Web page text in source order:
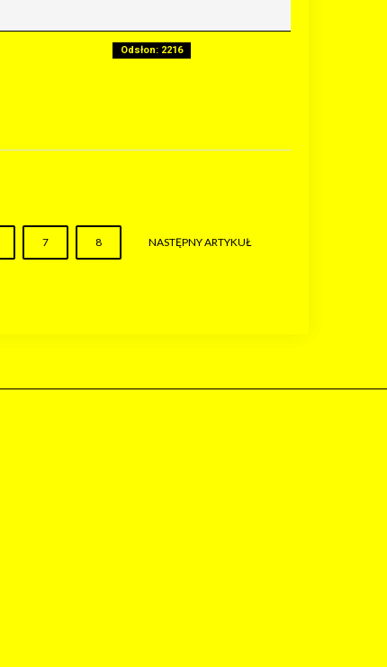
Odsłon: 2216
7 8 NASTĘPNY ARTYKUŁ